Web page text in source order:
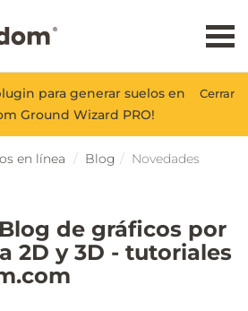
Cerrar
para generar suelos en
Ground Wizard PRO!
en línea Blog Novedades
de gráficos por
2D y 3D - tutoriales